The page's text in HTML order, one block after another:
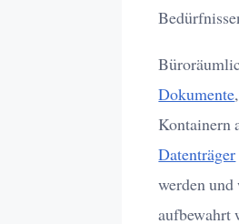
Dokumente
Kontainern
Datenträger
werden
aufbewahrt